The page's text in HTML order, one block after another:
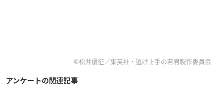
©松井優征／集英社・逃げ上手の若君製作委員会
アンケートの関連記事